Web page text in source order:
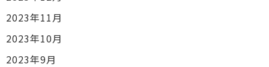
2023年11月
2023年10月
2023年9月